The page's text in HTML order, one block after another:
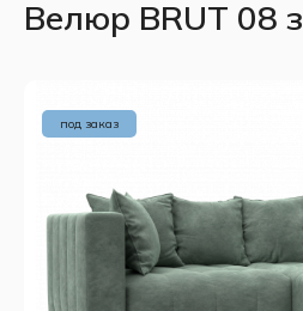
Велюр BRUT 08
под заказ